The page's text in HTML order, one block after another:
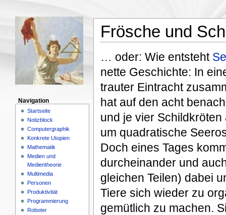
Frösche und
… oder: Wie entsteht
nette Geschichte: In
trauter Eintracht
hat auf den acht
und je vier
um quadratische
Doch eines Tages
durcheinander und
gleichen Teilen) dabei
Tiere sich wieder zu
gemütlich zu machen.
Navigation
Startseite
Notizblock
Computergraphik
Konkrete Utopien
Mathematik
Medien und
Medientheorie
Multimedia
Personen
Produktivität
Programmierung
Roboter